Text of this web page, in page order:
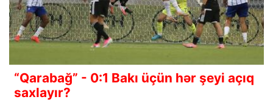
“Qarabağ” - 0:1 Bakı üçün hər şeyi açıq
saxlayır?